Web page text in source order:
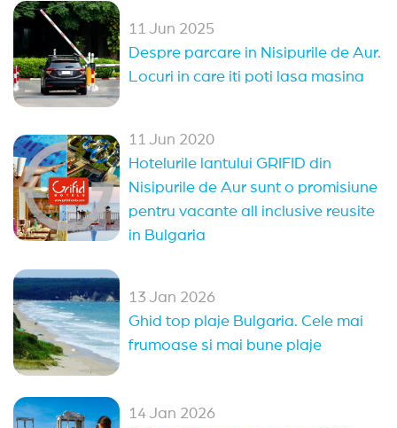
Oferte Rusalii Bulgaria
All Inclusive Bulgaria
Ultra All Inclusive Bulgaria
Alte statiuni in Bulgaria
Sozopol Duni Pomorie Obzor
Balchik Kranevo
Sveti Vlas (13) Nessebar (11) Sozopol (9)
Pomorie (4)
11 Jun 2025
Despre parcare in Nisipurile de Aur.
Locuri in care iti poti lasa masina
11 Jun 2020
Hotelurile lantului GRIFID din
Nisipurile de Aur sunt o promisiune
pentru vacante all inclusive reusite
in Bulgaria
13 Jan 2026
Ghid top plaje Bulgaria. Cele mai
frumoase si mai bune plaje
14 Jan 2026